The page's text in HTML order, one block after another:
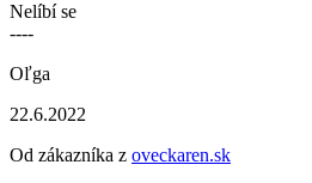
Nelíbí se
----
Oľga
22.6.2022
Od zákazníka z oveckaren.sk